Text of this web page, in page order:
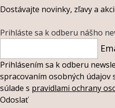
Dostávajte novinky, zľavy a
Prihláste sa k odberu nášho
Prihlásením sa k odberu
spracovaním osobných
súlade s pravidlami ochrany
Odoslať